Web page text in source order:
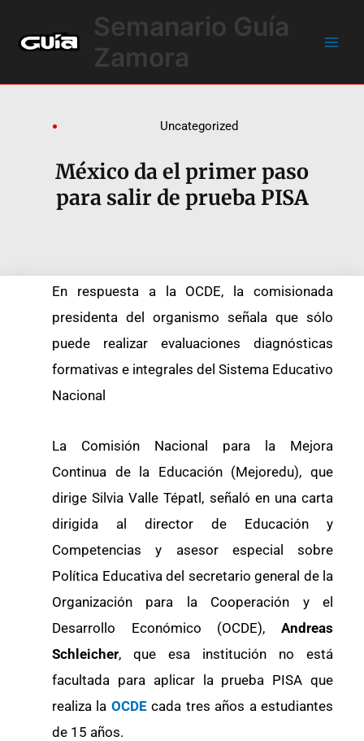
contenido
Semanario Guía
Zamora
Uncategorized
México da el primer paso
para salir de prueba PISA
En respuesta a la OCDE, la comisionada
presidenta del organismo señala que sólo
puede realizar evaluaciones diagnósticas
formativas e integrales del Sistema Educativo
Nacional
La Comisión Nacional para la Mejora
Continua de la Educación (Mejoredu), que
dirige Silvia Valle Tépatl, señaló en una carta
dirigida al director de Educación y
Competencias y asesor especial sobre
Política Educativa del secretario general de la
Organización para la Cooperación y el
Desarrollo Económico (OCDE), Andreas
Schleicher, que esa institución no está
facultada para aplicar la prueba PISA que
realiza la OCDEcada tres años a estudiantes
de 15 años.